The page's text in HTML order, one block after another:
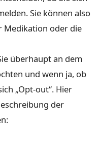
Sie können also
Medikation oder die
überhaupt an dem
und wenn ja, ob
„Opt-out“. Hier
der